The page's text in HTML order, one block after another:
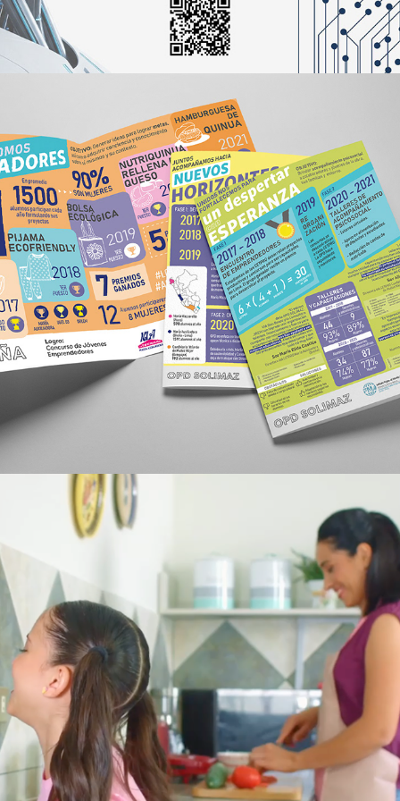
2021
INFOGRAFÍAS PARA ONG DON
BOSCO
2026
GUION: DÍA DE LA CONSULTORA
2025